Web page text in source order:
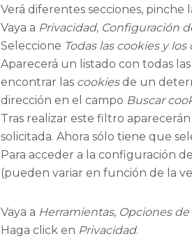
Verá diferentes secciones, pinche
Vaya a Privacidad, Configuración
Seleccione Todas las cookiesy los
Aparecerá un listado con todas las
encontrar las cookiesde un
dirección en el campo Buscar
Tras realizar este filtro
solicitada. Ahora sólo tiene que
Para acceder a la configuración de
(pueden variar en función de la
Vaya a Herramientas, Opciones
Haga click en Privacidad.